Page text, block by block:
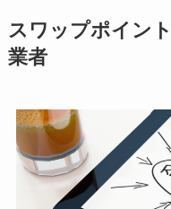
スワップポイン
業者